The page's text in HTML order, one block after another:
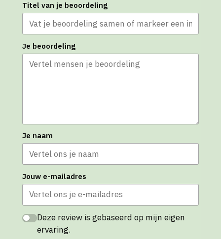
Titel van je beoordeling
Je beoordeling
Je naam
Jouw e-mailadres
Deze review is gebaseerd op mijn eigen
ervaring.